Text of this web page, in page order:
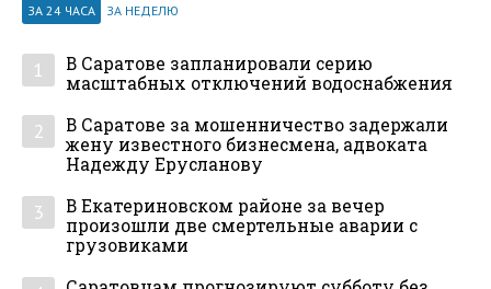
ЗА 24 ЧАСА ЗА НЕДЕЛЮ
1
В Саратове запланировали серию
масштабных отключений водоснабжения
2
В Саратове за мошенничество задержали
жену известного бизнесмена, адвоката
Надежду Ерусланову
3
В Екатериновском районе за вечер
произошли две смертельные аварии с
грузовиками